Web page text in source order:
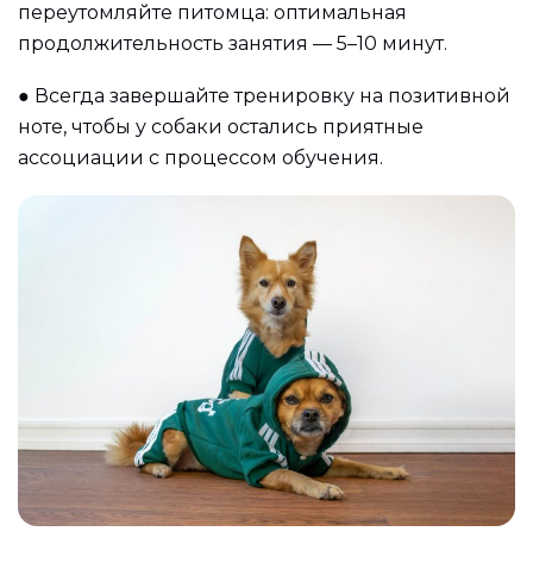
переутомляйте питомца: оптимальная
продолжительность занятия — 5–10 минут.
● Всегда завершайте тренировку на позитивной
ноте, чтобы у собаки остались приятные
ассоциации с процессом обучения.